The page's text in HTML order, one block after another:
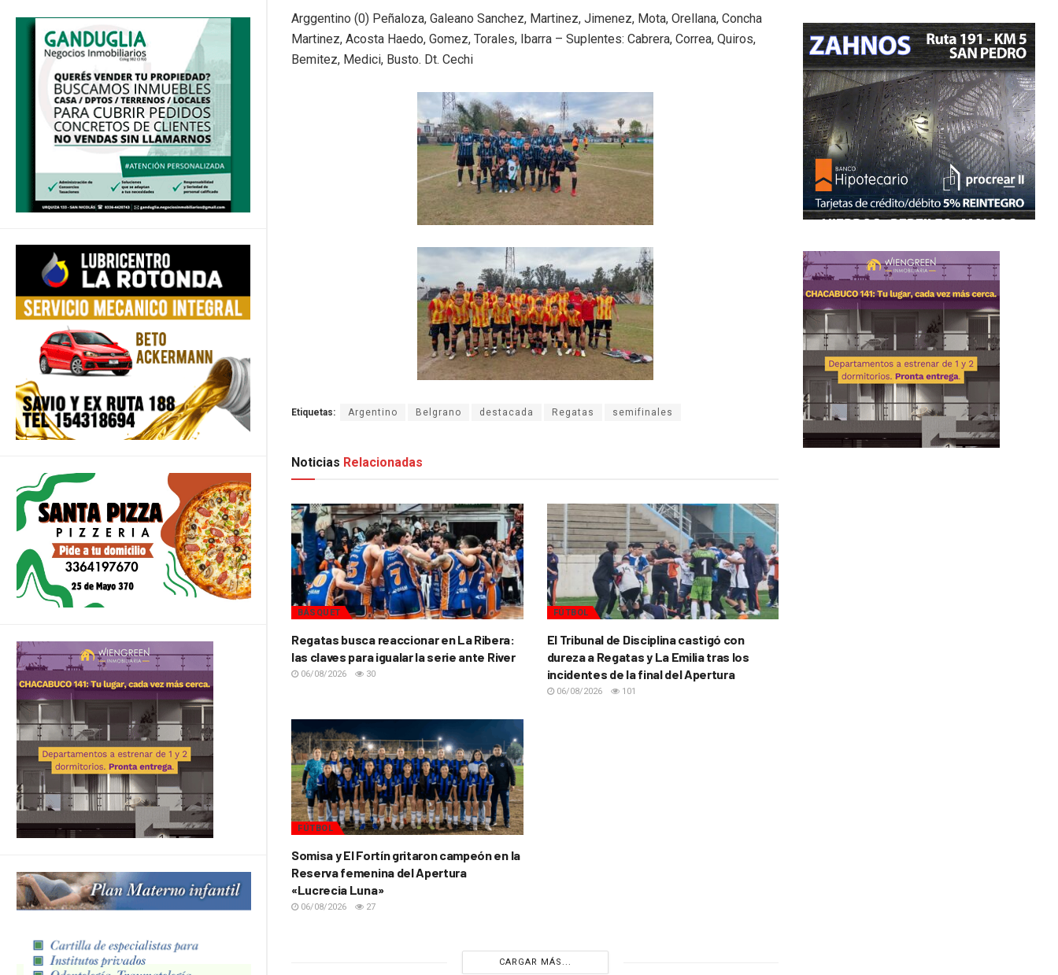
Arggentino (0) Peñaloza, Galeano Sanchez, Martinez, Jimenez, Mota, Orellana, Concha
Martinez, Acosta Haedo, Gomez, Torales, Ibarra – Suplentes: Cabrera, Correa, Quiros,
Bemitez, Medici, Busto. Dt. Cechi
Etiquetas: Argentino Belgrano destacada Regatas semifinales
Noticias Relacionadas
BÁSQUET
Regatas busca reaccionar en La Ribera:
las claves para igualar la serie ante River
06/08/2026 30
FÚTBOL
El Tribunal de Disciplina castigó con
dureza a Regatas y La Emilia tras los
incidentes de la final del Apertura
06/08/2026 101
FÚTBOL
Somisa y El Fortín gritaron campeón en la
Reserva femenina del Apertura
«Lucrecia Luna»
06/08/2026 27
CARGAR MÁS...